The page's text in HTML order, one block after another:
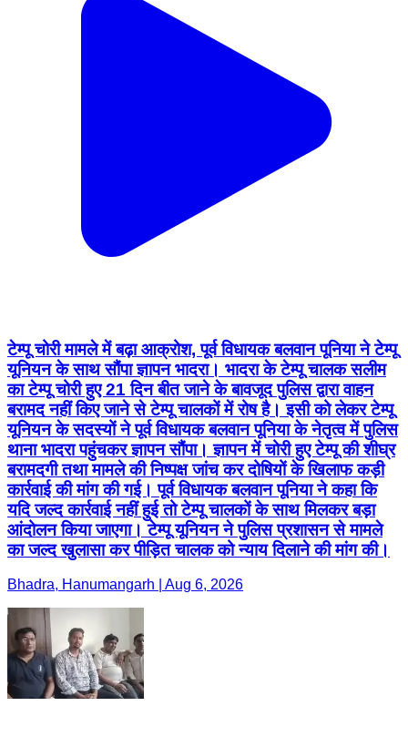
टेम्पू चोरी मामले में बढ़ा आक्रोश, पूर्व विधायक बलवान पूनिया ने टेम्पू
यूनियन के साथ सौंपा ज्ञापन भादरा। भादरा के टेम्पू चालक सलीम
का टेम्पू चोरी हुए 21 दिन बीत जाने के बावजूद पुलिस द्वारा वाहन
बरामद नहीं किए जाने से टेम्पू चालकों में रोष है। इसी को लेकर टेम्पू
यूनियन के सदस्यों ने पूर्व विधायक बलवान पूनिया के नेतृत्व में पुलिस
थाना भादरा पहुंचकर ज्ञापन सौंपा। ज्ञापन में चोरी हुए टेम्पू की शीघ्र
बरामदगी तथा मामले की निष्पक्ष जांच कर दोषियों के खिलाफ कड़ी
कार्रवाई की मांग की गई। पूर्व विधायक बलवान पूनिया ने कहा कि
यदि जल्द कार्रवाई नहीं हुई तो टेम्पू चालकों के साथ मिलकर बड़ा
आंदोलन किया जाएगा। टेम्पू यूनियन ने पुलिस प्रशासन से मामले
का जल्द खुलासा कर पीड़ित चालक को न्याय दिलाने की मांग की।
Bhadra, Hanumangarh | Aug 6, 2026